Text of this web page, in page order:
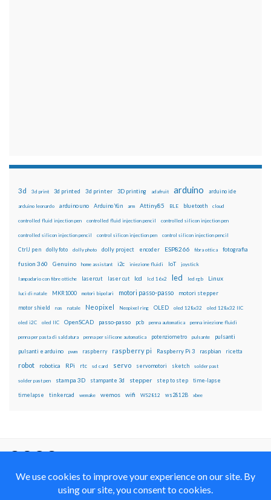
3d 3d print 3d printed 3d printer 3D printing adafruit arduino arduino ide
arduino leonardo arduino uno Arduino Yún arm Attiny85 BLE bluetooth cloud
controlled fluid injection pen controlled fluid injection pencil controlled silicon injection pen
controlled silicon injection pencil control silicon injection pen control silicon injection pencil
CtrlJ pen dolly foto dolly photo dolly project encoder ESP8266 fibra ottica fotografia
fusion 360 Genuino home assistant i2c iniezione fluidi IoT joystick
lampadario con fibre ottiche lasercut laser cut lcd lcd 16x2 led led rgb Linux
luci di natale MKR1000 motori bipolari motori passo-passo motori stepper
motor shield nas natale Neopixel Neopixel ring OLED oled 128x32 oled 128x32 IIC
oled i2C oled IIC OpenSCAD passo-passo pcb penna automatica penna iniezione fluidi
penna per pasta di saldatura penna per silicone automatica potenziometro pulsante pulsanti
pulsanti e arduino pwm raspberry raspberry pi Raspberry Pi 3 raspbian ricetta
robot robotica RPi rtc sd card servo servomotori sketch solder past
solder past pen stampa 3D stampante 3d stepper step to step time-lapse
timelapse tinkercad wemake wemos wifi WS2812 ws2812B xbee
Alike 4.0 International